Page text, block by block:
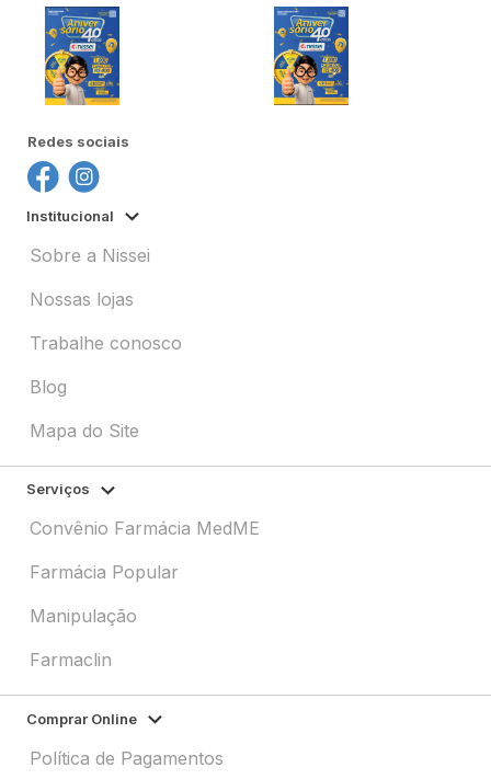
Redes sociais
Institucional
Sobre a Nissei
Nossas lojas
Trabalhe conosco
Blog
Mapa do Site
Serviços
Convênio Farmácia MedME
Farmácia Popular
Manipulação
Farmaclin
Comprar Online
Política de Pagamentos